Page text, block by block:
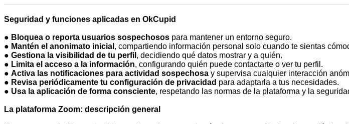
Seguridad y funciones aplicadas en OkCupid
● Bloquea o reporta usuarios sospechosos para mantener un entorno seguro.
● Mantén el anonimato inicial , compartiendo información personal solo cuando te sientas
● Gestiona la visibilidad de tu perfil , decidiendo qué datos mostrar y a quién.
● Limita el acceso a la información, configurando quién puede contactarte o ver tu perfil.
● Activa las notificaciones para actividad sospechosa y supervisa cualquier interacción
● Revisa periódicamente tu configuración de privacidad para adaptarla a tus necesidades.
● Usa la aplicación de forma consciente, respetando las normas de la plataforma y la
La plataforma Zoom: descripción general